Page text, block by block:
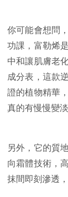
你可能會想問
功課，富勒烯
中和讓肌膚老
成分表，這款
證的植物精華
真的有慢慢變
另外，它的質
向霜體技術，
抹間即刻滲透